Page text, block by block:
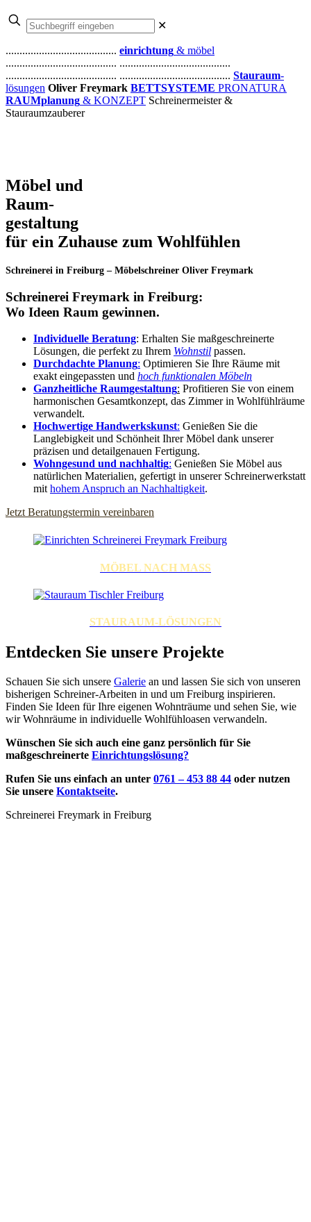
✕
........................................ einrichtung & möbel
........................................ ........................................
........................................ ........................................ Stauraum-
lösungen Oliver Freymark BETTSYSTEME PRONATURA
RAUMplanung & KONZEPT Schreinermeister &
Stauraumzauberer
Möbel und
Raum-
gestaltung
für ein Zuhause zum Wohlfühlen
Schreinerei in Freiburg – Möbelschreiner Oliver Freymark
Schreinerei Freymark in Freiburg:
Wo Ideen Raum gewinnen.
Individuelle Beratung: Erhalten Sie maßgeschreinerte
Lösungen, die perfekt zu Ihrem Wohnstil passen.
Durchdachte Planung: Optimieren Sie Ihre Räume mit
exakt eingepassten und hoch funktionalen Möbeln
Ganzheitliche Raumgestaltung: Profitieren Sie von einem
harmonischen Gesamtkonzept, das Zimmer in Wohlfühlräume
verwandelt.
Hochwertige Handwerkskunst: Genießen Sie die
Langlebigkeit und Schönheit Ihrer Möbel dank unserer
präzisen und detailgenauen Fertigung.
Wohngesund und nachhaltig: Genießen Sie Möbel aus
natürlichen Materialien, gefertigt in unserer Schreinerwerkstatt
mit hohem Anspruch an Nachhaltigkeit.
Jetzt Beratungstermin vereinbaren
MÖBEL NACH MASS
STAURAUM-LÖSUNGEN
Entdecken Sie unsere Projekte
Schauen Sie sich unsere Galerie an und lassen Sie sich von unseren
bisherigen Schreiner-Arbeiten in und um Freiburg inspirieren.
Finden Sie Ideen für Ihre eigenen Wohnträume und sehen Sie, wie
wir Wohnräume in individuelle Wohlfühloasen verwandeln.
Wünschen Sie sich auch eine ganz persönlich für Sie
maßgeschreinerte Einrichtungslösung?
Rufen Sie uns einfach an unter 0761 – 453 88 44 oder nutzen
Sie unsere Kontaktseite.
Schreinerei Freymark in Freiburg